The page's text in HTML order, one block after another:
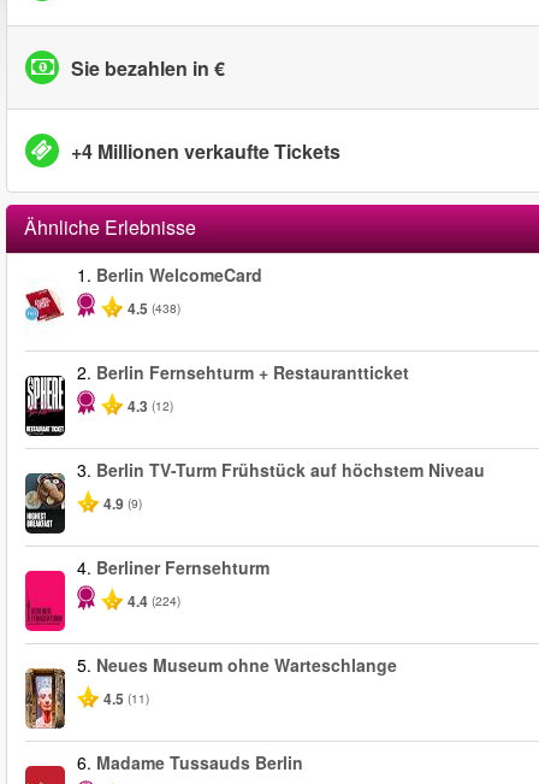
Sie bezahlen in €
+4 Millionen verkaufte Tickets
Ähnliche Erlebnisse
1. Berlin WelcomeCard
4.5 (438)
2. Berlin Fernsehturm + Restaurantticket
4.3 (12)
3. Berlin TV-Turm Frühstück auf höchstem Niveau
4.9 (9)
4. Berliner Fernsehturm
4.4 (224)
5. Neues Museum ohne Warteschlange
4.5 (11)
6. Madame Tussauds Berlin